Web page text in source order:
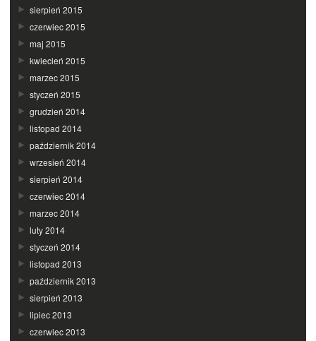
sierpień 2015
czerwiec 2015
maj 2015
kwiecień 2015
marzec 2015
styczeń 2015
grudzień 2014
listopad 2014
październik 2014
wrzesień 2014
sierpień 2014
czerwiec 2014
marzec 2014
luty 2014
styczeń 2014
listopad 2013
październik 2013
sierpień 2013
lipiec 2013
czerwiec 2013